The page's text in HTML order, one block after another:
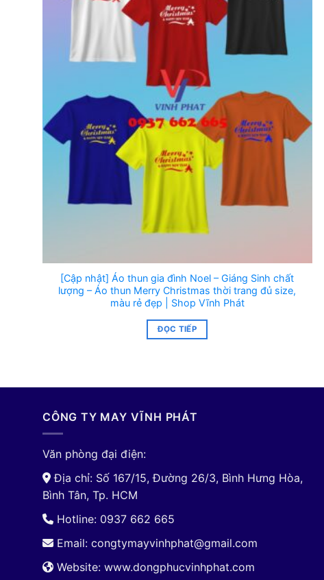
[Cập nhật] Áo thun gia đình Noel – Giáng Sinh chất
lượng – Áo thun Merry Christmas thời trang đủ size,
màu rẻ đẹp | Shop Vĩnh Phát
ĐỌC TIẾP
CÔNG TY MAY VĨNH PHÁT
Văn phòng đại điện:
Địa chỉ: Số 167/15, Đường 26/3, Bình Hưng Hòa,
Bình Tân, Tp. HCM
Hotline: 0937 662 665
Email: congtymayvinhphat@gmail.com
Website: www.dongphucvinhphat.com